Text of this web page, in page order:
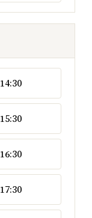
14:30
15:30
16:30
17:30